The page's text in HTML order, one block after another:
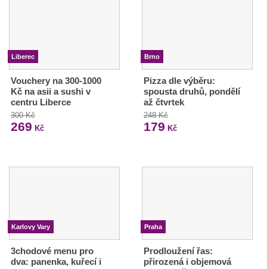
Liberec
Vouchery na 300-1000
Kč na asii a sushi v
centru Liberce
300 Kč
269 Kč
Brno
Pizza dle výběru:
spousta druhů, pondělí
až čtvrtek
248 Kč
179 Kč
Karlovy Vary
3chodové menu pro
dva: panenka, kuřecí i
Praha
Prodloužení řas:
přirozená i objemová